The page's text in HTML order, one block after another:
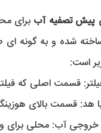
پیش تصفیه آب
شده و به گونه ای
است:
قسمت اصلی که
هد: قسمت بالای
خروجی آب: محلی برای